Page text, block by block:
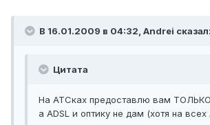
В 16.01.2009 в 04:32, Andrei сказал:
Цитата
На АТСках предоставлю вам ТОЛЬКО
а ADSL и оптику не дам (хотя на